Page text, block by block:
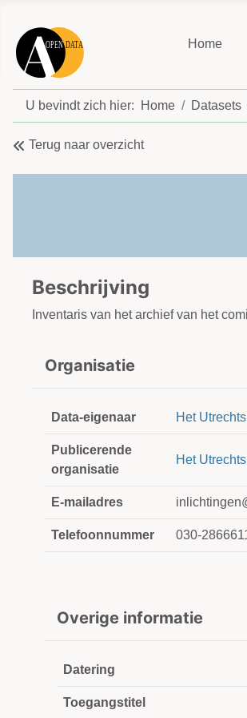
Home
U bevindt zich hier: Home Datasets
Terug naar overzicht
Beschrijving
Inventaris van het archief van het
Organisatie
Data-eigenaar Het
Publicerende
organisatie
Het
E-mailadres
Telefoonnummer 030-
Overige informatie
Datering
Toegangstitel